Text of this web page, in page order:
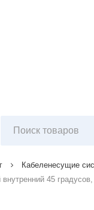
Кабеленесущие
45